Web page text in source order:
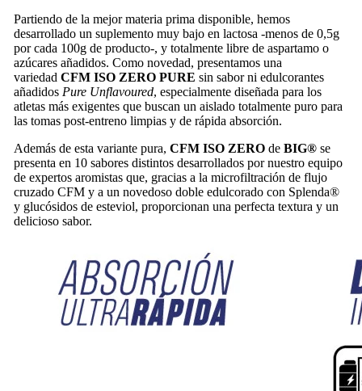
Partiendo de la mejor materia prima disponible, hemos
desarrollado un suplemento muy bajo en lactosa -menos de 0,5g
por cada 100g de producto-, y totalmente libre de aspartamo o
azúcares añadidos. Como novedad, presentamos una
variedad CFM ISO ZERO PURE sin sabor ni edulcorantes
añadidos Pure Unflavoured, especialmente diseñada para los
atletas más exigentes que buscan un aislado totalmente puro para
las tomas post-entreno limpias y de rápida absorción.
Además de esta variante pura, CFM ISO ZEROde BIG®se
presenta en 10 sabores distintos desarrollados por nuestro equipo
de expertos aromistas que, gracias a la microfiltración de flujo
cruzado CFM y a un novedoso doble edulcorado con Splenda®
y glucósidos de esteviol, proporcionan una perfecta textura y un
delicioso sabor.